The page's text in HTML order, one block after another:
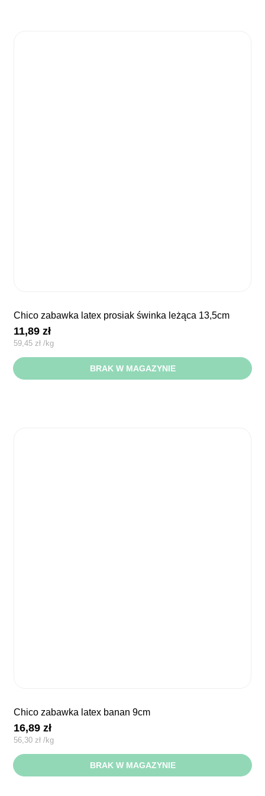
chico zabawka latex prosiak świnka leżąca 13,5cm
11,89zł
59,45 zł /kg
BRAK W MAGAZYNIE
chico zabawka latex banan 9cm
16,89zł
56,30zł /kg
BRAK W MAGAZYNIE